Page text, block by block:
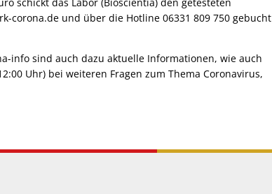
corona.de und über die Hotline 06331 809 750 gebucht
info sind auch dazu aktuelle Informationen, wie auch
Uhr) bei weiteren Fragen zum Thema Coronavirus,